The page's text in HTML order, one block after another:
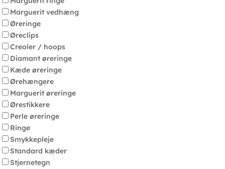
Marguerit vedhæng
Øreringe
Øreclips
Creoler / hoops
Diamant øreringe
Kæde øreringe
Ørehængere
Marguerit øreringe
Ørestikkere
Perle øreringe
Ringe
Smykkepleje
Standard kæder
Stjernetegn